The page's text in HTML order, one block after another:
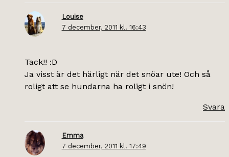
Louise
7 december, 2011 kl. 16:43
Tack!! :D
Ja visst är det härligt när det snöar ute! Och så
roligt att se hundarna ha roligt i snön!
Svara
Emma
7 december, 2011 kl. 17:49